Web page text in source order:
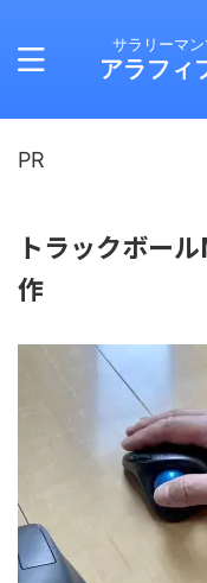
サラリーマ
アラフィ
PR
トラックボー
作